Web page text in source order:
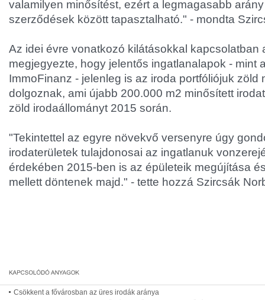
valamilyen minősítést, ezért a legmagasabb
szerződések között tapasztalható." - mondta
Az idei évre vonatkozó kilátásokkal kapcsolatban
megjegyezte, hogy jelentős ingatlanalapok - mint
ImmoFinanz - jelenleg is az iroda portfóliójuk zöld
dolgoznak, ami újabb 200.000 m2 minősített
zöld irodaállományt 2015 során.
"Tekintettel az egyre növekvő versenyre úgy
irodaterületek tulajdonosai az ingatlanuk
érdekében 2015-ben is az épületeik megújítása
mellett döntenek majd." - tette hozzá Szircsák
Csökkent a fővárosban az üres irodák aránya